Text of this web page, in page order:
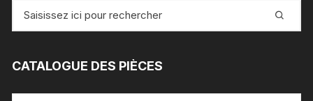
pour
CATALOGUE DES PIÈCES